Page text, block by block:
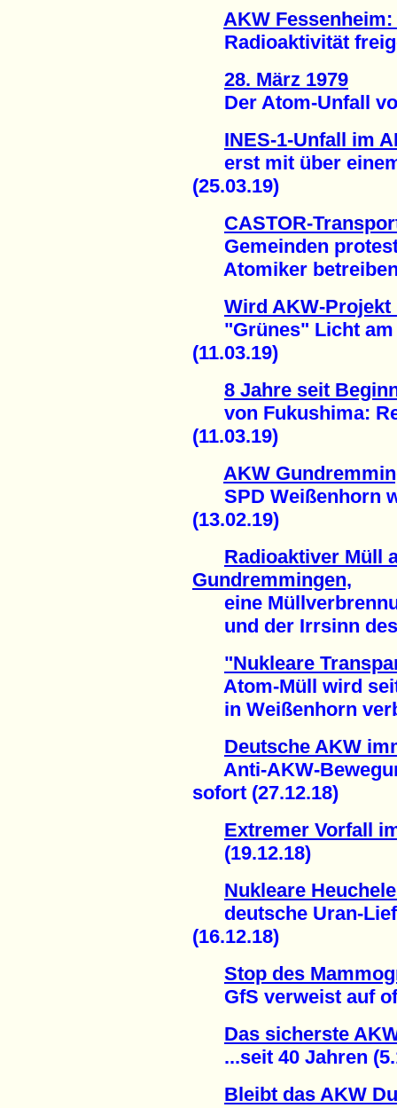
AKW
Radioaktivität
28. März 1979
Der Atom-Unfall
INES-1-Unfall im
erst mit über einem
(25.03.19)
CASTOR-
Gemeinden
Atomiker betreiben
Wird AKW-
"Grünes" Licht am
(11.03.19)
8 Jahre seit
von Fukushima:
(11.03.19)
AKW
SPD Weißenhorn
(13.02.19)
Radioaktiver Müll
Gundremmingen,
eine
und der Irrsinn des
"Nukleare
Atom-Müll wird
in Weißenhorn
Deutsche AKW
Anti-AKW-
sofort (27.12.18)
Extremer Vorfall
(19.12.18)
Nukleare
deutsche Uran-
(16.12.18)
Stop des
GfS verweist auf
Das sicherste
...seit 40 Jahren
Bleibt das AKW